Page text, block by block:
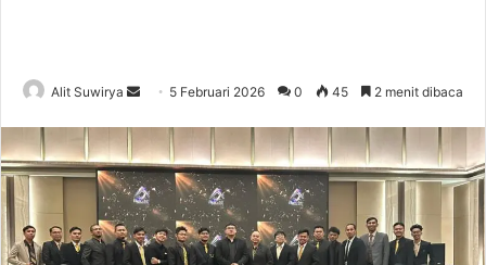
Alit Suwirya
n
d
a
n
e
5 Februari 2026 0 45 2 menit dibaca